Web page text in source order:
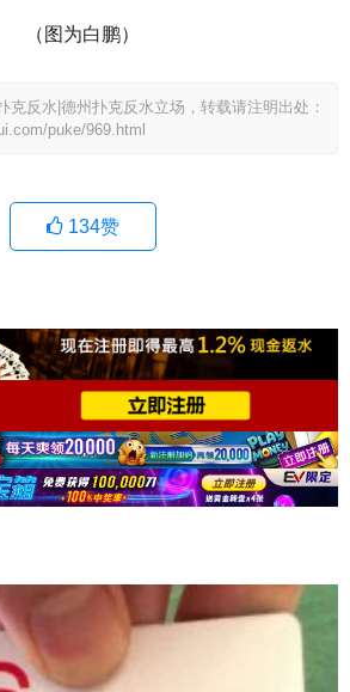
（图为白鹏）
克反水|德州扑克反水立场，转载请注明出处：
puke/969.html
134赞